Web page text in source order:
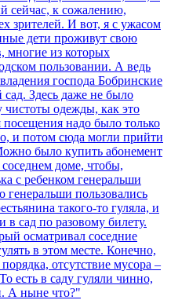
сейчас, к сожалению,
зрителей. И вот, я с ужасом
дети проживут свою
многие из которых
пользовании. А ведь
господа Бобринские
Здесь даже не было
одежды, как это
надо было только
и потом сюда могли прийти
было купить абонемент
доме, чтобы,
с ребенком генеральши
генеральши пользовались
такого-то гуляла, и
сад по разовому билету.
осматривал соседние
в этом месте. Конечно,
отсутствие мусора –
есть в саду гуляли чинно,
А ныне что?"